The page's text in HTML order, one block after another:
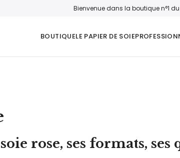
Bienvenue dans la boutique n°1
BOUTIQUELE PAPIER DE SOIE
rose, ses formats,